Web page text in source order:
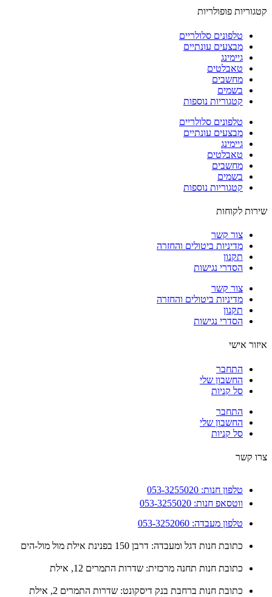
פופולריות
טלפונים סלולריים
מבצעים עונתיים
גיימינג
טאבלטים
מחשבים
בשמים
קטגוריות נוספות
טלפונים סלולריים
מבצעים עונתיים
גיימינג
טאבלטים
מחשבים
בשמים
קטגוריות נוספות
לקוחות
צור קשר
מדיניות ביטולים והחזרה
תקנון
הסדרי נגישות
צור קשר
מדיניות ביטולים והחזרה
תקנון
הסדרי נגישות
אישי
התחבר
החשבון שלי
סל קניות
התחבר
החשבון שלי
סל קניות
קשר
טלפון חנות: 053-3255020
ווטסאפ חנות: 053-3255020
טלפון מעבדה: 053-3252060
כתובת חנות דגל ומעבדה: דרבן 150 בפנינת אילת מול מול-הים
כתובת חנות תחנה מרכזית: שדרות התמרים 12, אילת
כתובת חנות ברחבת בנק דיסקונט: שדרות התמרים 2, אילת